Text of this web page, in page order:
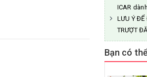
ICAR
LƯU Ý ĐỂ
TRƯỢT
Bạn có